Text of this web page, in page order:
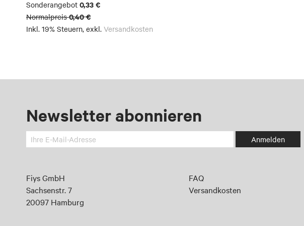
Sonderangebot 0,33 €
Normalpreis 0,40 €
Inkl. 19% Steuern, exkl. Versandkosten
Newsletter abonnieren
Melden
Sie
an
für
unseren
Newsletter:
Anmelden
Fiys GmbH
Sachsenstr. 7
20097 Hamburg
FAQ
Versandkosten